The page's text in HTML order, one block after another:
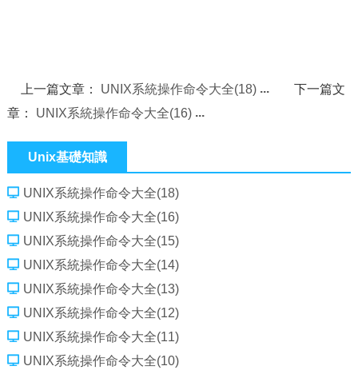
上一篇文章： UNIX系統操作命令大全(18)
下一篇文
章： UNIX系統操作命令大全(16)
Unix基礎知識
UNIX系統操作命令大全(18)
UNIX系統操作命令大全(16)
UNIX系統操作命令大全(15)
UNIX系統操作命令大全(14)
UNIX系統操作命令大全(13)
UNIX系統操作命令大全(12)
UNIX系統操作命令大全(11)
UNIX系統操作命令大全(10)